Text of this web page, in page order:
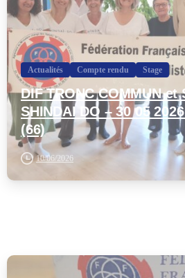
Actualités Compte rendu Stage
DIF TRONC COMMUN et
SHINDAI DO – 30 05
(66)
10/06/2026